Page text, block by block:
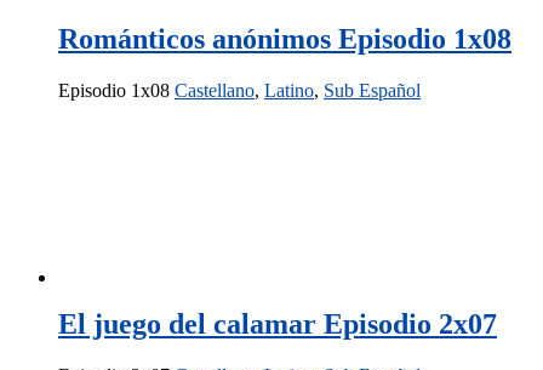
Románticos anónimos Episodio 1x08
Episodio 1x08 Castellano, Latino, Sub Español
El juego del calamar Episodio 2x07